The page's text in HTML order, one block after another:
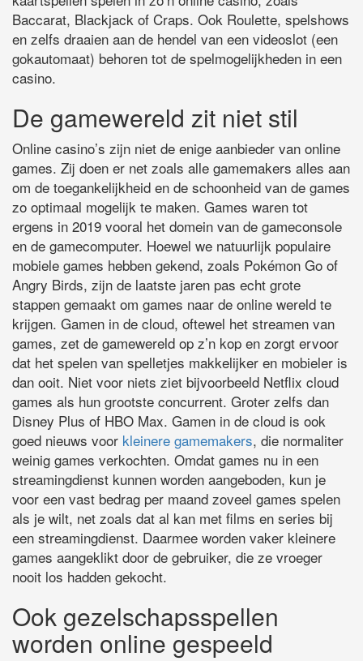
Baccarat, Blackjack of Craps. Ook Roulette, spelshows
en zelfs draaien aan de hendel van een videoslot (een
gokautomaat) behoren tot de spelmogelijkheden in een
casino.
De gamewereld zit niet stil
Online casino’s zijn niet de enige aanbieder van online
games. Zij doen er net zoals alle gamemakers alles aan
om de toegankelijkheid en de schoonheid van de games
zo optimaal mogelijk te maken. Games waren tot
ergens in 2019 vooral het domein van de gameconsole
en de gamecomputer. Hoewel we natuurlijk populaire
mobiele games hebben gekend, zoals Pokémon Go of
Angry Birds, zijn de laatste jaren pas echt grote
stappen gemaakt om games naar de online wereld te
krijgen. Gamen in de cloud, oftewel het streamen van
games, zet de gamewereld op z’n kop en zorgt ervoor
dat het spelen van spelletjes makkelijker en mobieler is
dan ooit. Niet voor niets ziet bijvoorbeeld Netflix cloud
games als hun grootste concurrent. Groter zelfs dan
Disney Plus of HBO Max. Gamen in de cloud is ook
goed nieuws voor kleinere gamemakers, die normaliter
weinig games verkochten. Omdat games nu in een
streamingdienst kunnen worden aangeboden, kun je
voor een vast bedrag per maand zoveel games spelen
als je wilt, net zoals dat al kan met films en series bij
een streamingdienst. Daarmee worden vaker kleinere
games aangeklikt door de gebruiker, die ze vroeger
nooit los hadden gekocht.
Ook gezelschapsspellen
worden online gespeeld